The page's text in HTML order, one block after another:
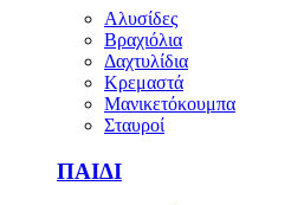
Αλυσίδες
Βραχιόλια
Δαχτυλίδια
Κρεμαστά
Μανικετόκουμπα
Σταυροί
ΠΑΙΔΙ